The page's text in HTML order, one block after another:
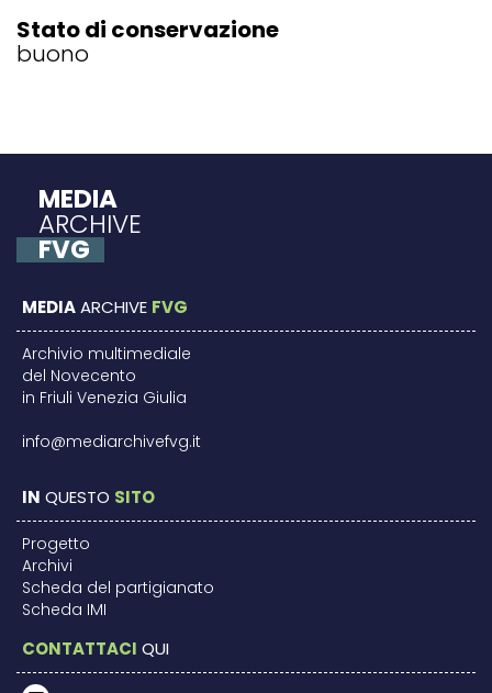
Stato di conservazione
buono
MEDIA
ARCHIVE
FVG
MEDIAARCHIVE FVG
Archivio multimediale
del Novecento
in Friuli Venezia Giulia
info@mediarchivefvg.it
IN QUESTO SITO
Progetto
Archivi
Scheda del partigianato
Scheda IMI
CONTATTACI QUI